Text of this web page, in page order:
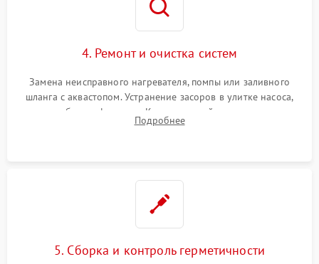
4. Ремонт и очистка систем
Замена неисправного нагревателя, помпы или заливного
шланга с аквастопом. Устранение засоров в улитке насоса,
патрубках и фильтрах. Компонентный ремонт платы
управления, восстановление поврежденной проводки.
Подробнее
5. Сборка и контроль герметичности